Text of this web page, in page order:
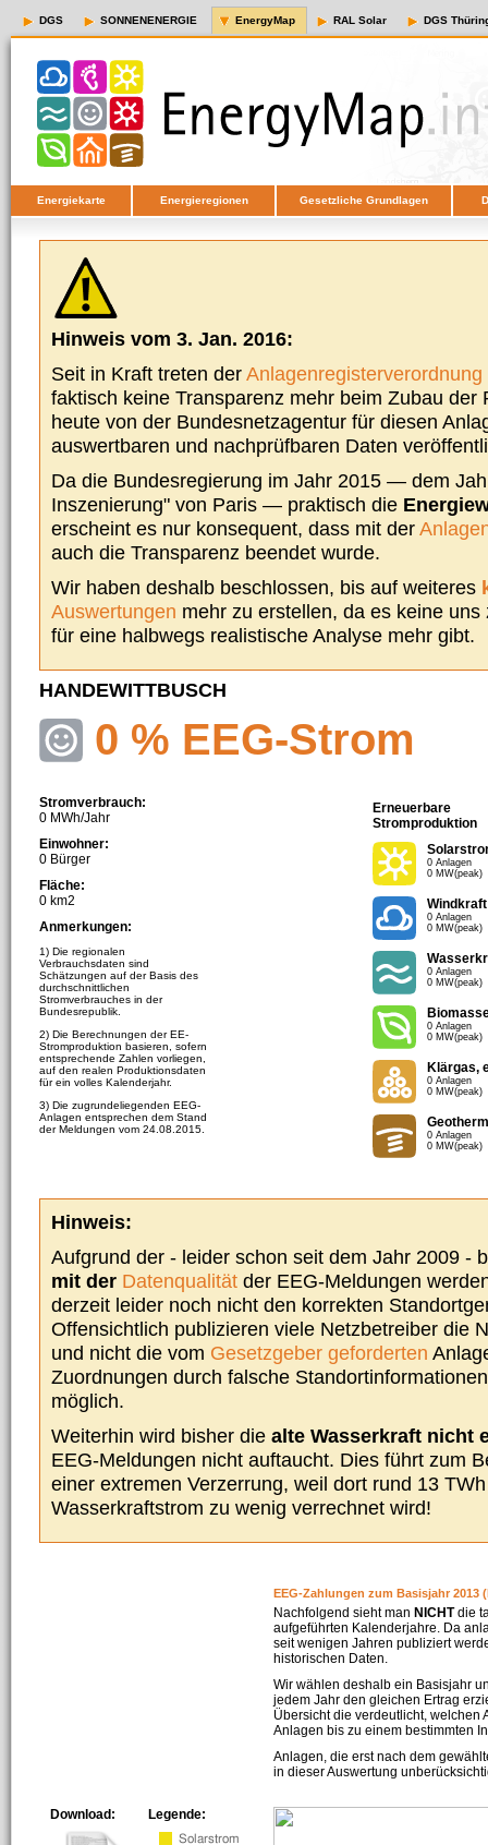
DGS SONNENENERGIE EnergyMap RAL Solar DGS
Energiekarte Energieregionen Gesetzliche Grundlagen
Hinweis vom 3. Jan. 2016:
Seit in Kraft treten derAnlagenregisterverordnung
faktisch keine Transparenz mehr beim Zubau der
heute von der Bundesnetzagentur für diesen
auswertbaren und nachprüfbaren Daten
Da die Bundesregierung im Jahr 2015 — dem
Inszenierung" von Paris — praktisch die
erscheint es nur konsequent, dass mit der
auch die Transparenz beendet wurde.
Wir haben deshalb beschlossen, bis auf weiteres
Auswertungen mehr zu erstellen, da es keine
für eine halbwegs realistische Analyse mehr gibt.
HANDEWITTBUSCH
0 % EEG-Strom
Stromverbrauch:
0 MWh/Jahr
Einwohner:
0 Bürger
Fläche:
0 km2
Anmerkungen:
1) Die regionalen
Verbrauchsdaten sind
Schätzungen auf der Basis des
durchschnittlichen
Stromverbrauches in der
Bundesrepublik.
2) Die Berechnungen der EE-
Stromproduktion basieren, sofern
entsprechende Zahlen vorliegen,
auf den realen Produktionsdaten
für ein volles Kalenderjahr.
3) Die zugrundeliegenden EEG-
Anlagen entsprechen dem Stand
der Meldungen vom 24.08.2015.
Erneuerbare
Stromproduktion
0 Anlagen
0 MW(peak)
Windkraft
0 Anlagen
0 MW(peak)
0 Anlagen
0 MW(peak)
0 Anlagen
0 MW(peak)
Klärgas,
0 Anlagen
0 MW(peak)
0 Anlagen
0 MW(peak)
Hinweis:
Aufgrund der - leider schon seit dem Jahr 2009 -
mit der Datenqualität der EEG-Meldungen
derzeit leider noch nicht den korrekten
Offensichtlich publizieren viele Netzbetreiber die
und nicht die vom Gesetzgeber geforderten
Zuordnungen durch falsche
möglich.
Weiterhin wird bisher die alte Wasserkraft nicht
EEG-Meldungen nicht auftaucht. Dies führt zum
einer extremen Verzerrung, weil dort rund 13
Wasserkraftstrom zu wenig verrechnet wird!
EEG-Zahlungen zum Basisjahr 2013
Nachfolgend sieht man NICHTdie
aufgeführten Kalenderjahre. Da
seit wenigen Jahren publiziert
historischen Daten.
Wir wählen deshalb ein Basisjahr
jedem Jahr den gleichen Ertrag
Übersicht die verdeutlicht, welchen
Anlagen bis zu einem bestimmten
Anlagen, die erst nach dem
in dieser Auswertung
Legende:
Download: